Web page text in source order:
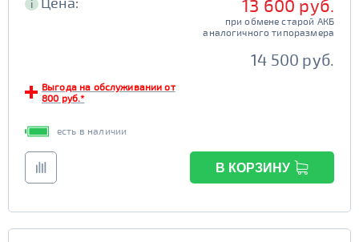
i 13 600 руб.
при обмене старой АКБ
аналогичного типоразмера
14 500 руб.
Выгода на обслуживании от
800 руб.*
есть в наличии
В КОРЗИНУ